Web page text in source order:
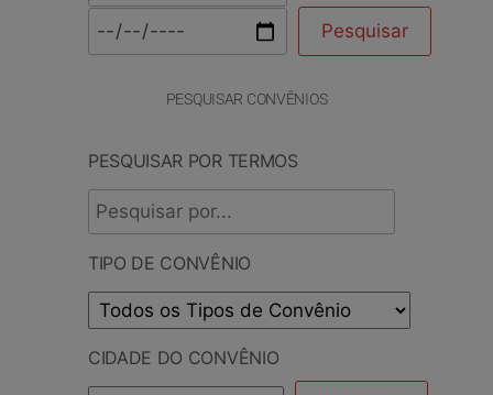
PESQUISAR CONVÊNIOS
PESQUISAR POR TERMOS
TIPO DE CONVÊNIO
CIDADE DO CONVÊNIO